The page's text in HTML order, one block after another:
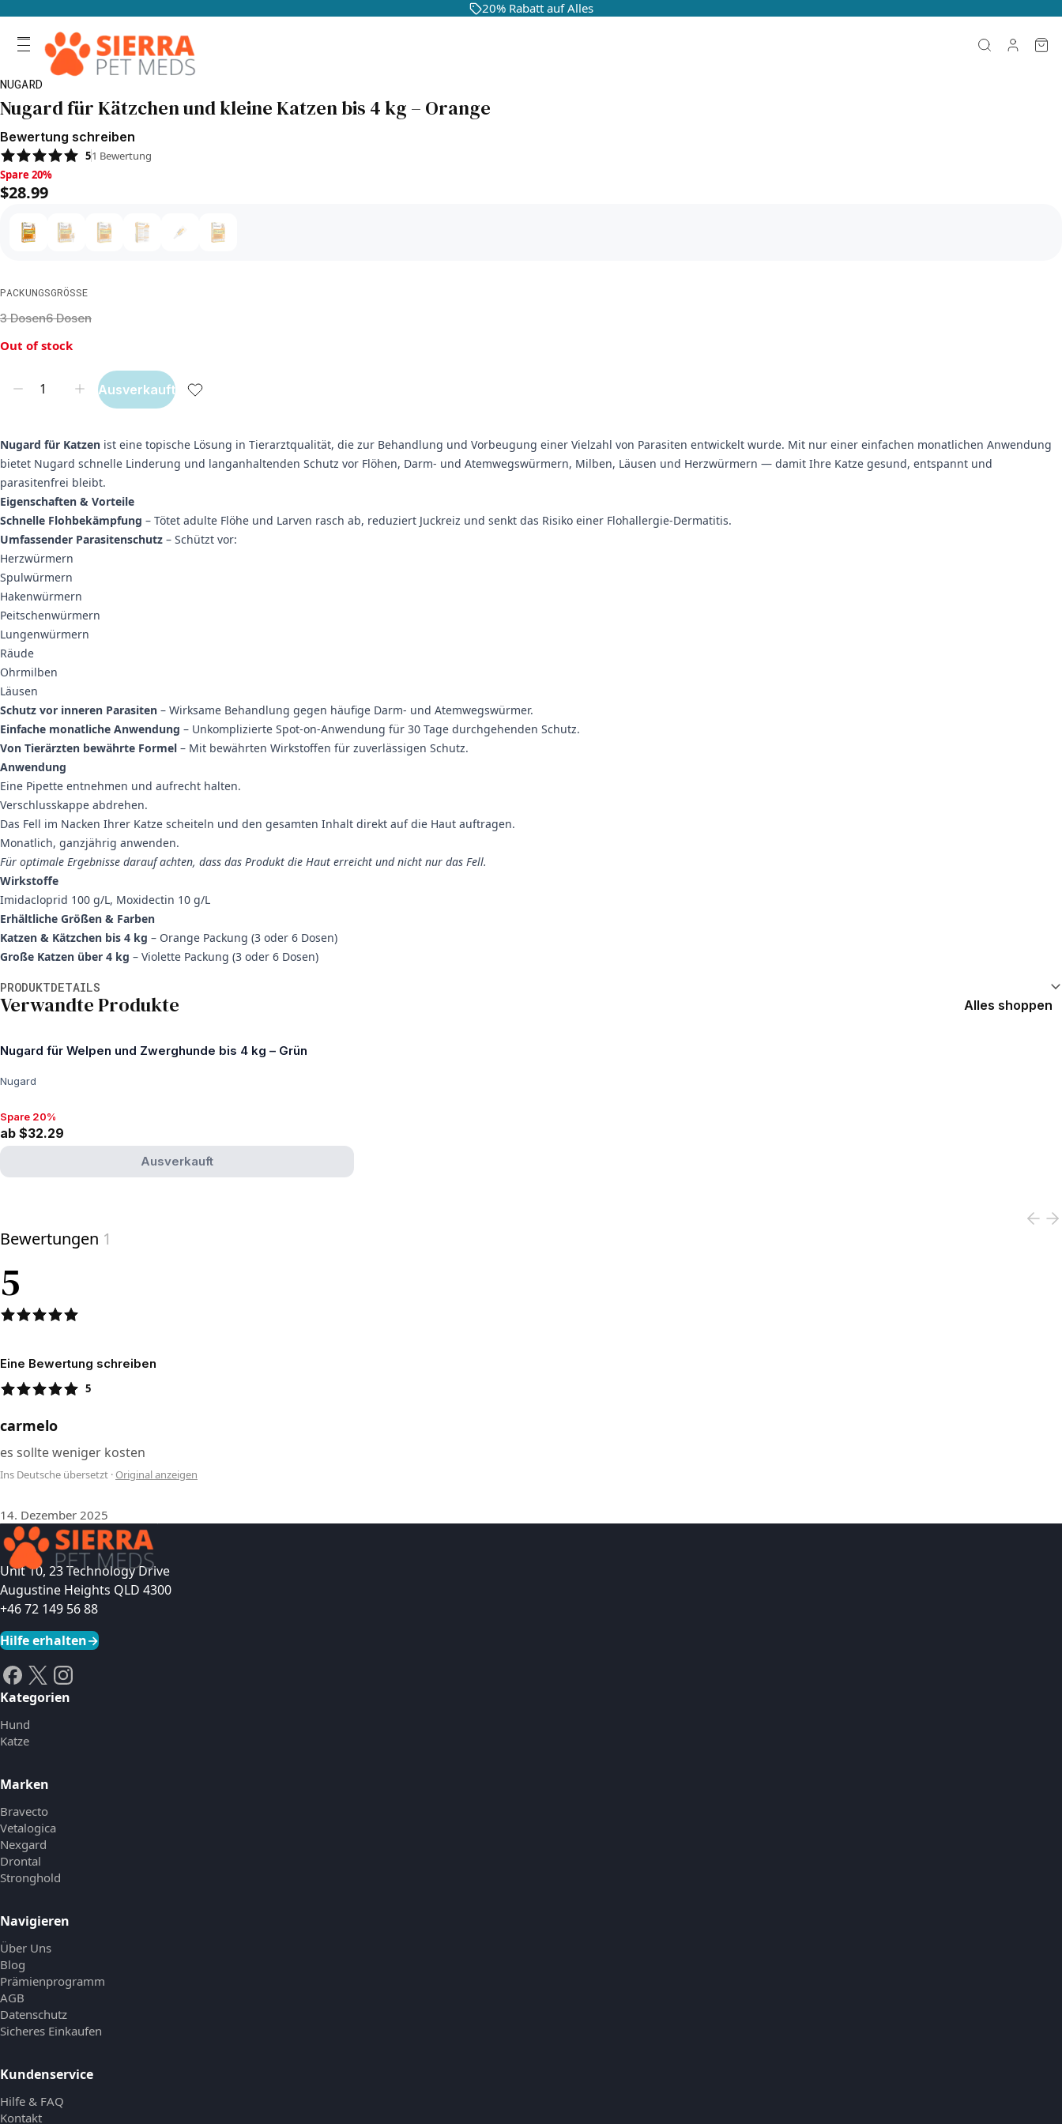
20% Rabatt auf Alles
NUGARD
Nugard für Kätzchen und kleine Katzen bis 4 kg – Orange
Bewertung schreiben
51 Bewertung
Spare 20%, $28.99
Spare 20%
$28.99
PACKUNGSGRÖSSE
3 Dosen6 Dosen
Out of stock
Ausverkauft
Nugard für Katzen ist eine topische Lösung in Tierarztqualität, die zur Behandlung und Vorbeugung einer Vielzahl von Parasiten entwickelt wurde. Mit nur einer einfachen monatlichen Anwendung
bietet Nugard schnelle Linderung und langanhaltenden Schutz vor Flöhen, Darm- und Atemwegswürmern, Milben, Läusen und Herzwürmern — damit Ihre Katze gesund, entspannt und
parasitenfrei bleibt.
Eigenschaften & Vorteile
Schnelle Flohbekämpfung – Tötet adulte Flöhe und Larven rasch ab, reduziert Juckreiz und senkt das Risiko einer Flohallergie-Dermatitis.
Umfassender Parasitenschutz – Schützt vor:
Herzwürmern
Spulwürmern
Hakenwürmern
Peitschenwürmern
Lungenwürmern
Räude
Ohrmilben
Läusen
Schutz vor inneren Parasiten – Wirksame Behandlung gegen häufige Darm- und Atemwegswürmer.
Einfache monatliche Anwendung – Unkomplizierte Spot-on-Anwendung für 30 Tage durchgehenden Schutz.
Von Tierärzten bewährte Formel – Mit bewährten Wirkstoffen für zuverlässigen Schutz.
Anwendung
Eine Pipette entnehmen und aufrecht halten.
Verschlusskappe abdrehen.
Das Fell im Nacken Ihrer Katze scheiteln und den gesamten Inhalt direkt auf die Haut auftragen.
Monatlich, ganzjährig anwenden.
Für optimale Ergebnisse darauf achten, dass das Produkt die Haut erreicht und nicht nur das Fell.
Wirkstoffe
Imidacloprid 100 g/L, Moxidectin 10 g/L
Erhältliche Größen & Farben
Katzen & Kätzchen bis 4 kg – Orange Packung (3 oder 6 Dosen)
Große Katzen über 4 kg – Violette Packung (3 oder 6 Dosen)
PRODUKTDETAILS
Verwandte Produkte Alles shoppen
Nugard für Welpen und Zwerghunde bis 4 kg – Grün
Nugard
Spare 20%, ab $32.29
Spare 20%
ab $32.29
Ausverkauft
Bewertungen 1
5
Eine Bewertung schreiben
5
carmelo
es sollte weniger kosten
Ins Deutsche übersetzt · Original anzeigen
14. Dezember 2025
Unit 10, 23 Technology Drive
Augustine Heights QLD 4300
+46 72 149 56 88
Hilfe erhalten→
Kategorien
Hund
Katze
Marken
Bravecto
Vetalogica
Nexgard
Drontal
Stronghold
Navigieren
Über Uns
Blog
Prämienprogramm
AGB
Datenschutz
Sicheres Einkaufen
Kundenservice
Hilfe & FAQ
Kontakt